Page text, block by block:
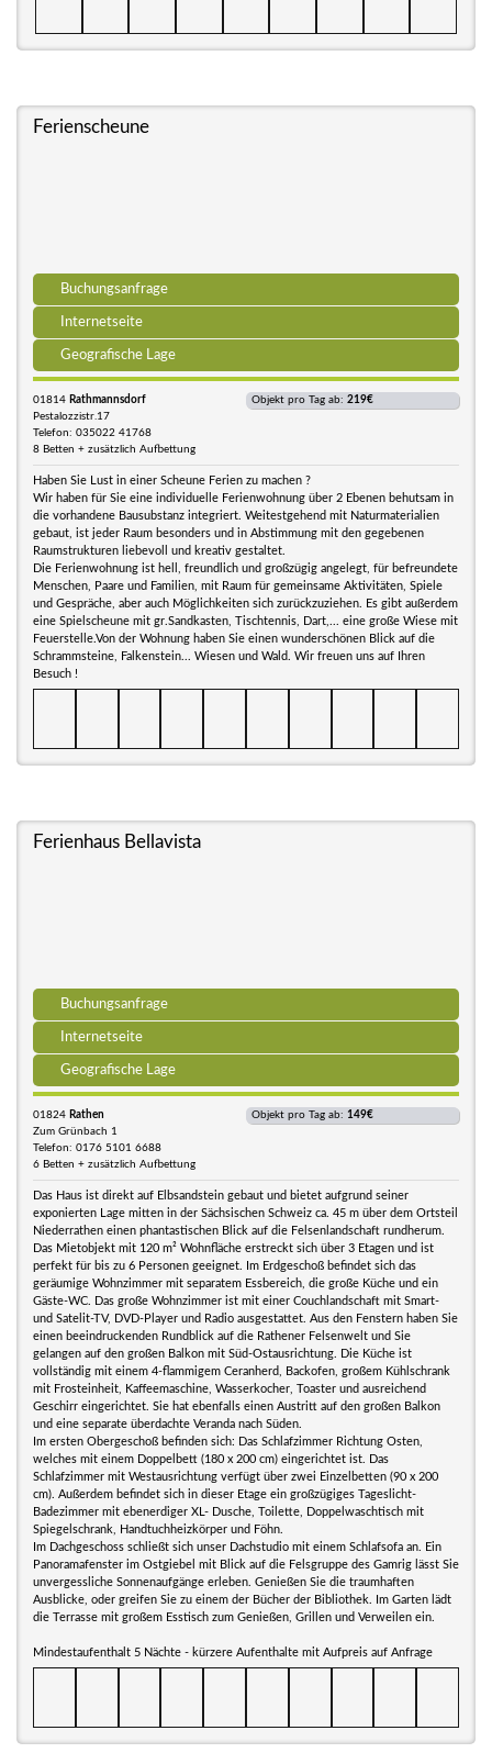
Ferienscheune
Buchungsanfrage
Internetseite
Geografische Lage
01814 Rathmannsdorf
Pestalozzistr.17
Telefon: 035022 41768
8 Betten + zusätzlich Aufbettung
Objekt pro Tag ab: 219€
Haben Sie Lust in einer Scheune Ferien zu machen ?
Wir haben für Sie eine individuelle Ferienwohnung über 2 Ebenen behutsam in
die vorhandene Bausubstanz integriert. Weitestgehend mit Naturmaterialien
gebaut, ist jeder Raum besonders und in Abstimmung mit den gegebenen
Raumstrukturen liebevoll und kreativ gestaltet.
Die Ferienwohnung ist hell, freundlich und großzügig angelegt, für befreundete
Menschen, Paare und Familien, mit Raum für gemeinsame Aktivitäten, Spiele
und Gespräche, aber auch Möglichkeiten sich zurückzuziehen. Es gibt außerdem
eine Spielscheune mit gr.Sandkasten, Tischtennis, Dart,... eine große Wiese mit
Feuerstelle.Von der Wohnung haben Sie einen wunderschönen Blick auf die
Schrammsteine, Falkenstein... Wiesen und Wald. Wir freuen uns auf Ihren
Besuch !
Ferienhaus Bellavista
Buchungsanfrage
Internetseite
Geografische Lage
01824 Rathen
Zum Grünbach 1
Telefon: 0176 5101 6688
6 Betten + zusätzlich Aufbettung
Objekt pro Tag ab: 149€
Das Haus ist direkt auf Elbsandstein gebaut und bietet aufgrund seiner
exponierten Lage mitten in der Sächsischen Schweiz ca. 45 m über dem Ortsteil
Niederrathen einen phantastischen Blick auf die Felsenlandschaft rundherum.
Das Mietobjekt mit 120 m² Wohnfläche erstreckt sich über 3 Etagen und ist
perfekt für bis zu 6 Personen geeignet. Im Erdgeschoß befindet sich das
geräumige Wohnzimmer mit separatem Essbereich, die große Küche und ein
Gäste-WC. Das große Wohnzimmer ist mit einer Couchlandschaft mit Smart-
und Satelit-TV, DVD-Player und Radio ausgestattet. Aus den Fenstern haben Sie
einen beeindruckenden Rundblick auf die Rathener Felsenwelt und Sie
gelangen auf den großen Balkon mit Süd-Ostausrichtung. Die Küche ist
vollständig mit einem 4-flammigem Ceranherd, Backofen, großem Kühlschrank
mit Frosteinheit, Kaffeemaschine, Wasserkocher, Toaster und ausreichend
Geschirr eingerichtet. Sie hat ebenfalls einen Austritt auf den großen Balkon
und eine separate überdachte Veranda nach Süden.
Im ersten Obergeschoß befinden sich: Das Schlafzimmer Richtung Osten,
welches mit einem Doppelbett (180 x 200 cm) eingerichtet ist. Das
Schlafzimmer mit Westausrichtung verfügt über zwei Einzelbetten (90 x 200
cm). Außerdem befindet sich in dieser Etage ein großzügiges Tageslicht-
Badezimmer mit ebenerdiger XL- Dusche, Toilette, Doppelwaschtisch mit
Spiegelschrank, Handtuchheizkörper und Föhn.
Im Dachgeschoss schließt sich unser Dachstudio mit einem Schlafsofa an. Ein
Panoramafenster im Ostgiebel mit Blick auf die Felsgruppe des Gamrig lässt Sie
unvergessliche Sonnenaufgänge erleben. Genießen Sie die traumhaften
Ausblicke, oder greifen Sie zu einem der Bücher der Bibliothek. Im Garten lädt
die Terrasse mit großem Esstisch zum Genießen, Grillen und Verweilen ein.
Mindestaufenthalt 5 Nächte - kürzere Aufenthalte mit Aufpreis auf Anfrage